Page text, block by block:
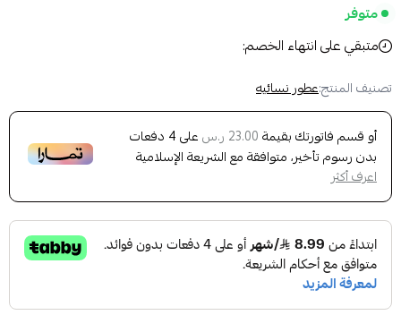
متوفر
متبقي على انتهاء الخصم:
تصنيف المنتج:عطور نسائيه
أو قسم فاتورتك بقيمة 23.00 ر.س على4 دفعات
بدون رسوم تأخير، متوافقة مع الشريعة الإسلامية
اعرف أكثر